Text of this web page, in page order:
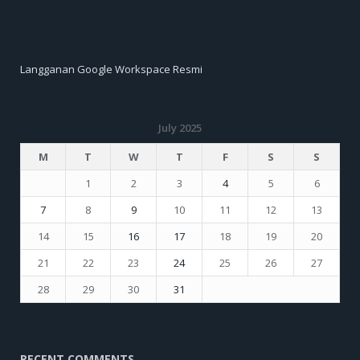
Langganan Google Workspace Resmi
July 2025
M
T W T F S
S
1
2 3 4 5
6
7
8 9 10 11 12
13
14
15 16 17 18 19
20
21
22 23 24 25 26
27
28
29 30
31